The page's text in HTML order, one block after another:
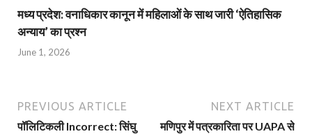
मध्य प्रदेश: वनाधिकार कानून में महिलाओं के साथ जारी ‘ऐतिहासिक
अन्याय’ का प्रश्न
June 1, 2026
PREVIOUS ARTICLE
पॉलिटिकली Incorrect: सिंघु
NEXT ARTICLE
मणिपुर में पत्रकारिता पर UAPA से